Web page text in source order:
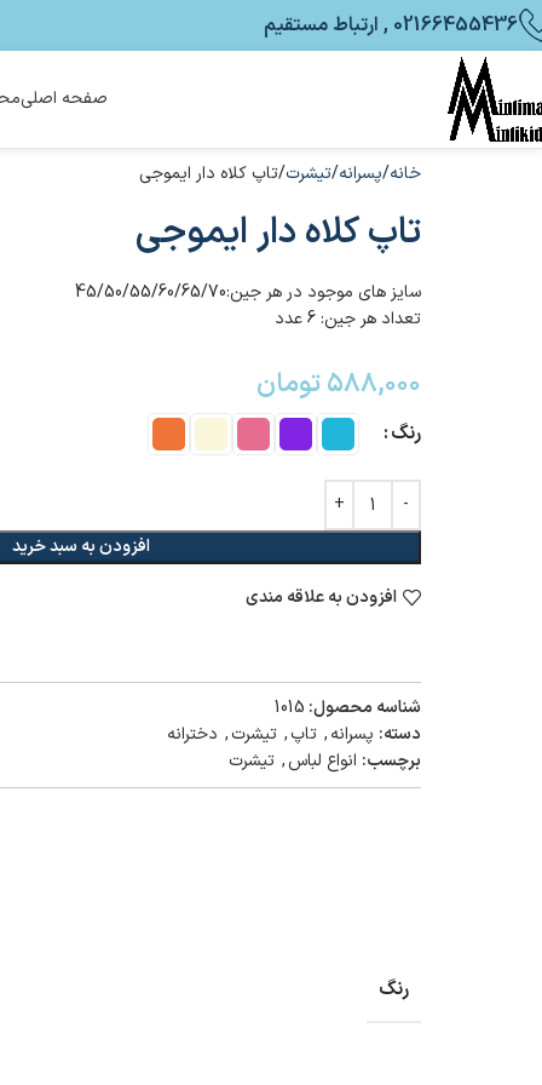
02166455436 , ارتباط مستقیم
صفحه اصلی
خانه پسرانه تیشرت تاپ کلاه دار ایموجی
تاپ کلاه دار ایموجی
سایز های موجود در هر جین:45/50/55/60/65/70
تعداد هر جین: 6 عدد
۵۸۸,۰۰۰تومان
رنگ
افزودن به سبد خرید
افزودن به علاقه مندی
شناسه محصول: 1015
دسته: پسرانه, تاپ, تیشرت, دخترانه
برچسب: انواع لباس, تیشرت
رنگ